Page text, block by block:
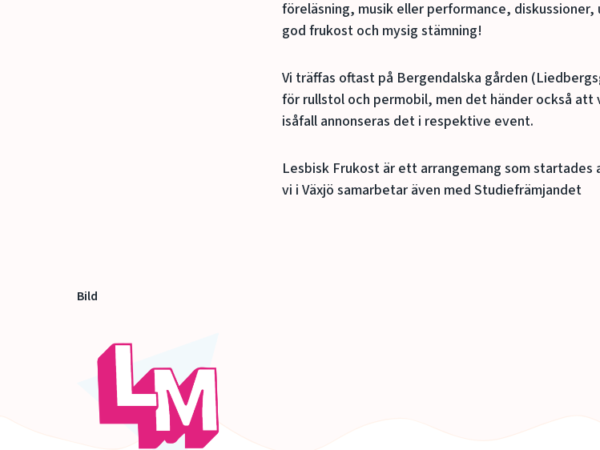
föreläsning, musik eller performance,
god frukost och mysig stämning!
Vi träffas oftast på Bergendalska gården
för rullstol och permobil, men det händer också att
isåfall annonseras det i respektive event.
Lesbisk Frukost är ett arrangemang som
vi i Växjö samarbetar även med Studiefrämjandet
Bild